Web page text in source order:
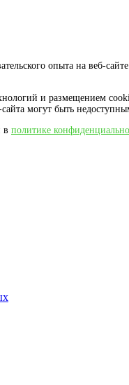
опыта на веб-
и размещением
могут быть
в политике